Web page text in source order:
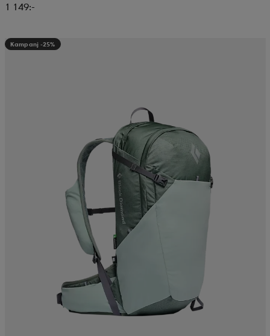
1 149:-
Kampanj -25%